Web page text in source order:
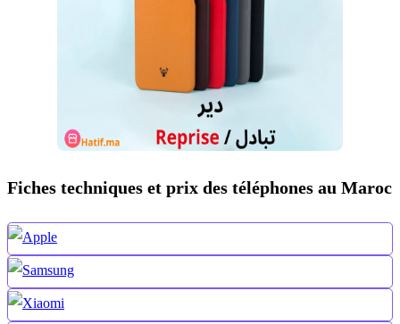
Fiches techniques et prix des téléphones au Maroc